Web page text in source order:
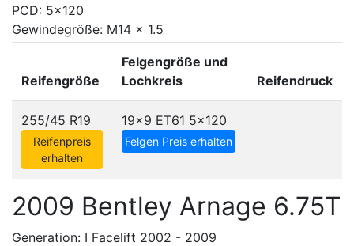
PCD: 5x120
Gewindegröße: M14 x 1.5
Reifengröße
Felgengröße und
Lochkreis
Reifendruck
255/45 R19
Reifenpreis
erhalten
19x9 ET61 5x120
Felgen Preis erhalten
2009 Bentley Arnage 6.75T
Generation: I Facelift 2002 - 2009